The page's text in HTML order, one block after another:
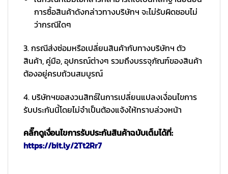
การซื้อสินค้าดังกล่าวทางบริษัทฯ จะไม่รับผิดชอบไม่
ว่ากรณีใดๆ
3. กรณีส่งซ่อมหรือเปลี่ยนสินค้ากับทางบริษัทฯ ตัว
สินค้า, คู่มือ, อุปกรณ์ต่างๆ รวมถึงบรรจุภัณฑ์ของสินค้า
ต้องอยู่ครบถ้วนสมบูรณ์
4. บริษัทฯขอสงวนสิทธ์ในการเปลี่ยนแปลงเงื่อนไขการ
รับประกันนี้โดยไม่จำเป็นต้องแจ้งให้ทราบล่วงหน้า
คลิ๊กดูเงื่อนไขการรับประกันสินค้าฉบับเต็มได้ที่:
https://bit.ly/2Tt2Rr7